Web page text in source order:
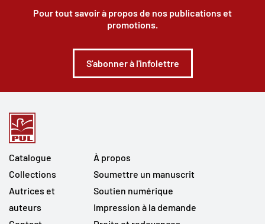
Pour tout savoir à propos de nos publications et
promotions.
S'abonner à l'infolettre
Catalogue
Collections
Autrices et
auteurs
À propos
Soumettre un manuscrit
Soutien numérique
Impression à la demande